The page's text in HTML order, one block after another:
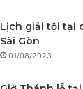
Lịch giải tội tại
Sài Gòn
01/08/2023